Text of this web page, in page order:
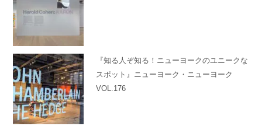
『知る人ぞ知る！ニューヨークのユニークな
スポット』ニューヨーク・ニューヨーク
VOL.176